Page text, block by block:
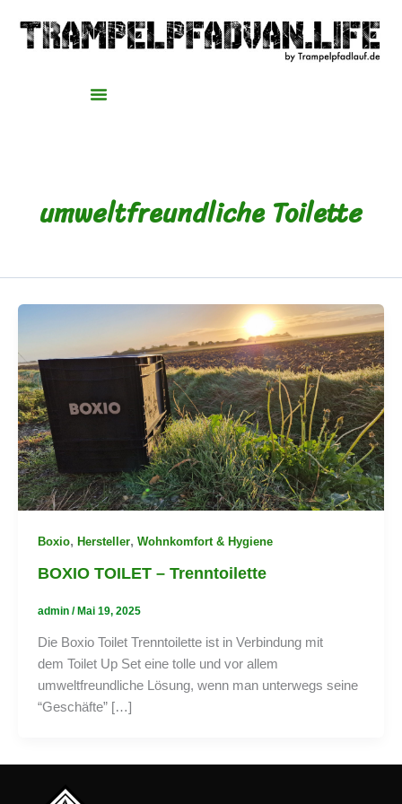
Inhalt
springen
umweltfreundliche Toilette
Boxio, Hersteller, Wohnkomfort & Hygiene
BOXIO TOILET – Trenntoilette
admin / Mai 19, 2025
Die Boxio Toilet Trenntoilette ist in Verbindung mit
dem Toilet Up Set eine tolle und vor allem
umweltfreundliche Lösung, wenn man unterwegs seine
“Geschäfte” […]